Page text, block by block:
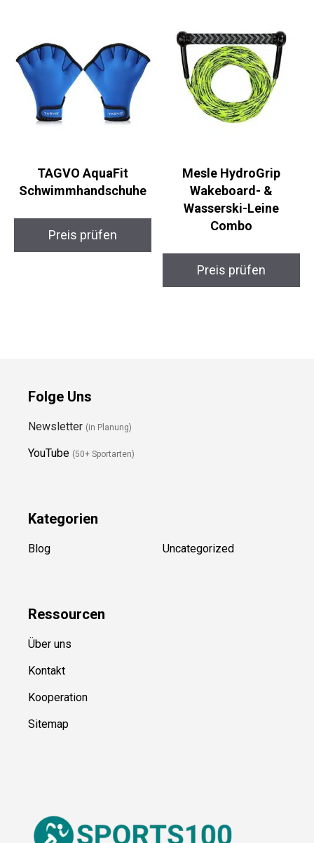
TAGVO AquaFit
Schwimmhandschuhe
Preis prüfen
Mesle HydroGrip
Wakeboard- &
Wasserski-Leine
Combo
Preis prüfen
Folge Uns
Newsletter (in Planung)
YouTube (50+ Sportarten)
Kategorien
Blog Uncategorized
Ressourcen
Über uns
Kontakt
Kooperation
Sitemap